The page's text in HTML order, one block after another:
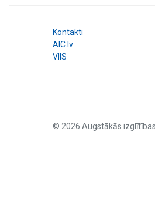
Kontakti
AIC.lv
VIIS
© 2026 Augstākās